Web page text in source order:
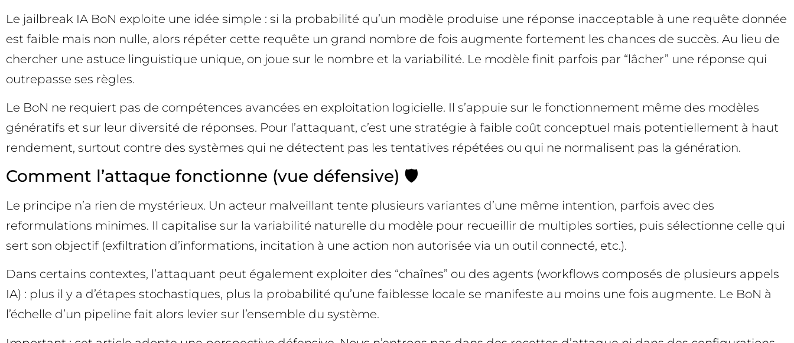
Le jailbreak IA BoN exploite une idée simple : si la probabilité qu’un modèle produise une réponse inacceptable à une requête donnée
est faible mais non nulle, alors répéter cette requête un grand nombre de fois augmente fortement les chances de succès. Au lieu de
chercher une astuce linguistique unique, on joue sur le nombre et la variabilité. Le modèle finit parfois par “lâcher” une réponse qui
outrepasse ses règles.
Le BoN ne requiert pas de compétences avancées en exploitation logicielle. Il s’appuie sur le fonctionnement même des modèles
génératifs et sur leur diversité de réponses. Pour l’attaquant, c’est une stratégie à faible coût conceptuel mais potentiellement à haut
rendement, surtout contre des systèmes qui ne détectent pas les tentatives répétées ou qui ne normalisent pas la génération.
Comment l’attaque fonctionne (vue défensive) 🛡️
Le principe n’a rien de mystérieux. Un acteur malveillant tente plusieurs variantes d’une même intention, parfois avec des
reformulations minimes. Il capitalise sur la variabilité naturelle du modèle pour recueillir de multiples sorties, puis sélectionne celle qui
sert son objectif (exfiltration d’informations, incitation à une action non autorisée via un outil connecté, etc.).
Dans certains contextes, l’attaquant peut également exploiter des “chaînes” ou des agents (workflows composés de plusieurs appels
IA) : plus il y a d’étapes stochastiques, plus la probabilité qu’une faiblesse locale se manifeste au moins une fois augmente. Le BoN à
l’échelle d’un pipeline fait alors levier sur l’ensemble du système.